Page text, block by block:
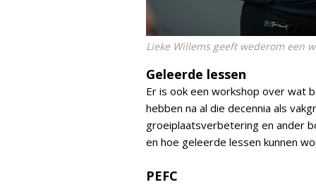
Lieke Willems geeft wederom een
Geleerde lessen
Er is ook een workshop over wat
hebben na al die decennia als
groeiplaatsverbetering en ander
en hoe geleerde lessen kunnen
PEFC